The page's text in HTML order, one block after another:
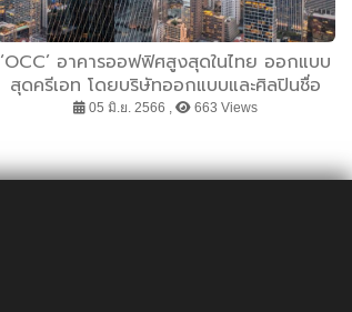
‘OCC’ อาคารออฟฟิศสูงสุดในไทย ออกแบบ
สุดครีเอท โดยบริษัทออกแบบและศิลปินชื่อ
ก้องโลก ภายใต้คอนเซ็ปต์ ’REIMAGINE
05 มิ.ย. 2566 , 663 Views